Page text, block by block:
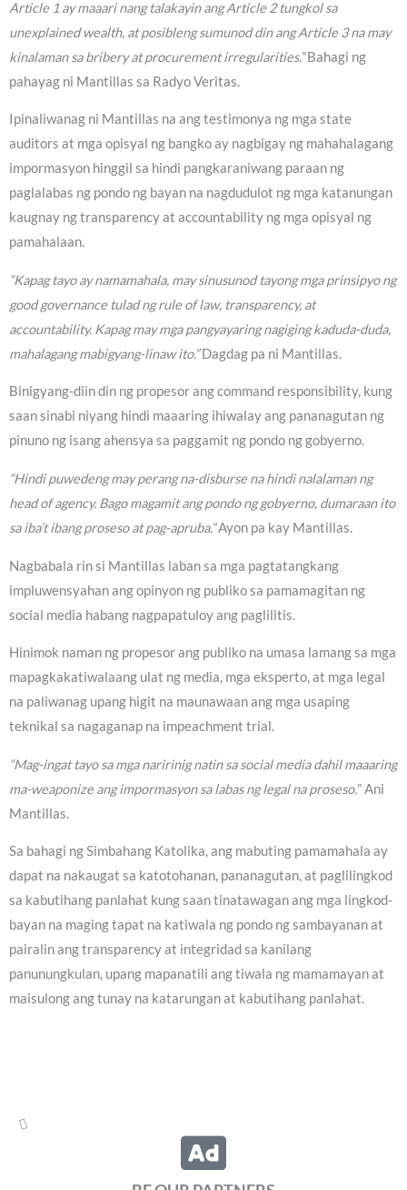
Article 1 ay maaari nang talakayin ang Article 2 tungkol sa
unexplained wealth, at posibleng sumunod din ang Article 3 na may
kinalaman sa bribery at procurement irregularities.”Bahagi ng
pahayag ni Mantillas sa Radyo Veritas.
Ipinaliwanag ni Mantillas na ang testimonya ng mga state
auditors at mga opisyal ng bangko ay nagbigay ng mahahalagang
impormasyon hinggil sa hindi pangkaraniwang paraan ng
paglalabas ng pondo ng bayan na nagdudulot ng mga katanungan
kaugnay ng transparency at accountability ng mga opisyal ng
pamahalaan.
“Kapag tayo ay namamahala, may sinusunod tayong mga prinsipyo ng
good governance tulad ng rule of law, transparency, at
accountability. Kapag may mga pangyayaring nagiging kaduda-duda,
mahalagang mabigyang-linaw ito.”Dagdag pa ni Mantillas.
Binigyang-diin din ng propesor ang command responsibility, kung
saan sinabi niyang hindi maaaring ihiwalay ang pananagutan ng
pinuno ng isang ahensya sa paggamit ng pondo ng gobyerno.
“Hindi puwedeng may perang na-disburse na hindi nalalaman ng
head of agency. Bago magamit ang pondo ng gobyerno, dumaraan ito
sa iba’t ibang proseso at pag-apruba.”Ayon pa kay Mantillas.
Nagbabala rin si Mantillas laban sa mga pagtatangkang
impluwensyahan ang opinyon ng publiko sa pamamagitan ng
social media habang nagpapatuloy ang paglilitis.
Hinimok naman ng propesor ang publiko na umasa lamang sa mga
mapagkakatiwalaang ulat ng media, mga eksperto, at mga legal
na paliwanag upang higit na maunawaan ang mga usaping
teknikal sa nagaganap na impeachment trial.
“Mag-ingat tayo sa mga naririnig natin sa social media dahil maaaring
ma-weaponize ang impormasyon sa labas ng legal na proseso.” Ani
Mantillas.
Sa bahagi ng Simbahang Katolika, ang mabuting pamamahala ay
dapat na nakaugat sa katotohanan, pananagutan, at paglilingkod
sa kabutihang panlahat kung saan tinatawagan ang mga lingkod-
bayan na maging tapat na katiwala ng pondo ng sambayanan at
pairalin ang transparency at integridad sa kanilang
panunungkulan, upang mapanatili ang tiwala ng mamamayan at
maisulong ang tunay na katarungan at kabutihang panlahat.
Reyn Letran - Ibañez